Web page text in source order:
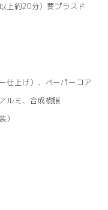
上約20分）要プラスド
仕上げ）、ペーパーコア
ルミ、合成樹脂
）